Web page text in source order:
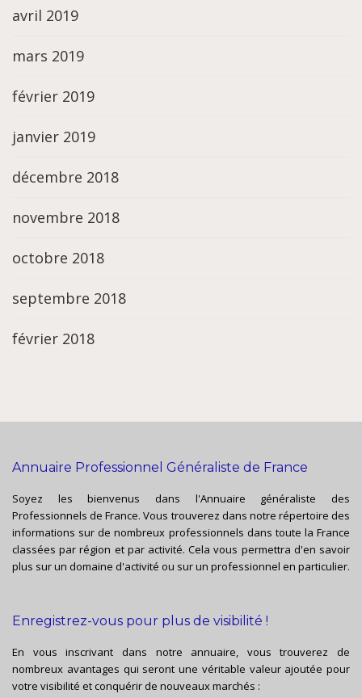
avril 2019
mars 2019
février 2019
janvier 2019
décembre 2018
novembre 2018
octobre 2018
septembre 2018
février 2018
Annuaire Professionnel Généraliste de France
Soyez les bienvenus dans l'Annuaire généraliste des
Professionnels de France. Vous trouverez dans notre répertoire des
informations sur de nombreux professionnels dans toute la France
classées par région et par activité. Cela vous permettra d'en savoir
plus sur un domaine d'activité ou sur un professionnel en particulier.
Enregistrez-vous pour plus de visibilité !
En vous inscrivant dans notre annuaire, vous trouverez de
nombreux avantages qui seront une véritable valeur ajoutée pour
votre visibilité et conquérir de nouveaux marchés :